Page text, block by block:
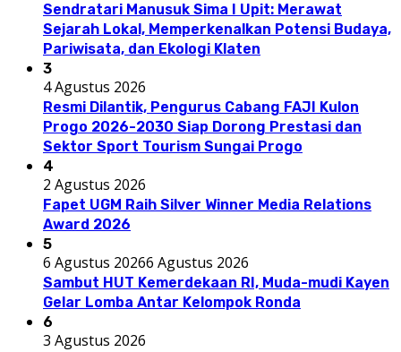
Sendratari Manusuk Sima I Upit: Merawat
Sejarah Lokal, Memperkenalkan Potensi Budaya,
Pariwisata, dan Ekologi Klaten
3
4 Agustus 2026
Resmi Dilantik, Pengurus Cabang FAJI Kulon
Progo 2026-2030 Siap Dorong Prestasi dan
Sektor Sport Tourism Sungai Progo
4
2 Agustus 2026
Fapet UGM Raih Silver Winner Media Relations
Award 2026
5
6 Agustus 20266 Agustus 2026
Sambut HUT Kemerdekaan RI, Muda-mudi Kayen
Gelar Lomba Antar Kelompok Ronda
6
3 Agustus 2026